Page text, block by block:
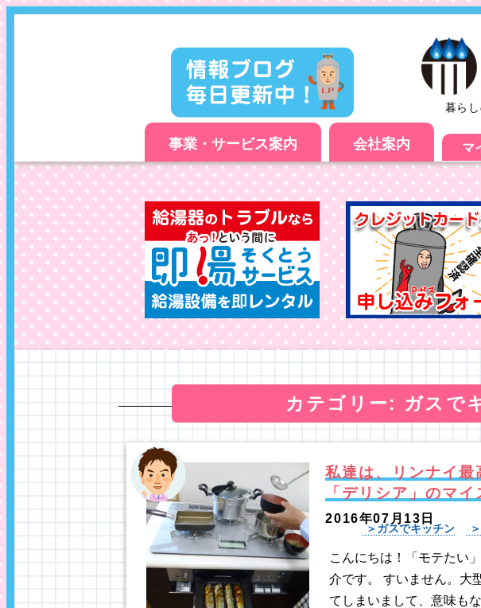
暮ら
事業・サービス案内 会社案内 マ
カテゴリー: ガスで
私達は、リンナイ最
「デリシア」のマイ
2016年07月13日
ガスでキッチン
こんにちは！「モテたい
介です。 すいません。大
てしまいまして、意味も